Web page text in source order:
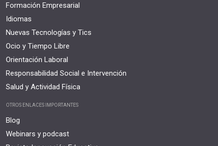
Formación Empresarial
Idiomas
Nuevas Tecnologías y Tics
Ocio y Tiempo Libre
Orientación Laboral
Responsabilidad Social e Intervención
Salud y Actividad Física
OTROS ENLACES IMPORTANTES
Blog
Webinars y podcast